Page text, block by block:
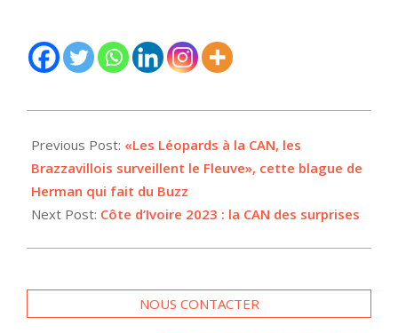
01-
21
Previous Post: «Les Léopards à la CAN, les
Brazzavillois surveillent le Fleuve», cette blague de
Herman qui fait du Buzz
Next Post: Côte d’Ivoire 2023 : la CAN des surprises
NOUS CONTACTER